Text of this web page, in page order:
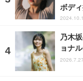
ボデ
乃木
ョナ